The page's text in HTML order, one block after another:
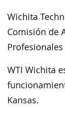
Wichita
Comisión de
Profesionales
WTI Wichita
Kansas.